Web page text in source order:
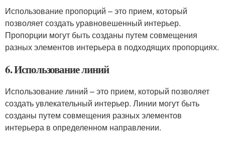
Использование пропорций – это прием, который
позволяет создать уравновешенный интерьер.
Пропорции могут быть созданы путем совмещения
разных элементов интерьера в подходящих пропорциях.
6. Использование линий
Использование линий – это прием, который позволяет
создать увлекательный интерьер. Линии могут быть
созданы путем совмещения разных элементов
интерьера в определенном направлении.